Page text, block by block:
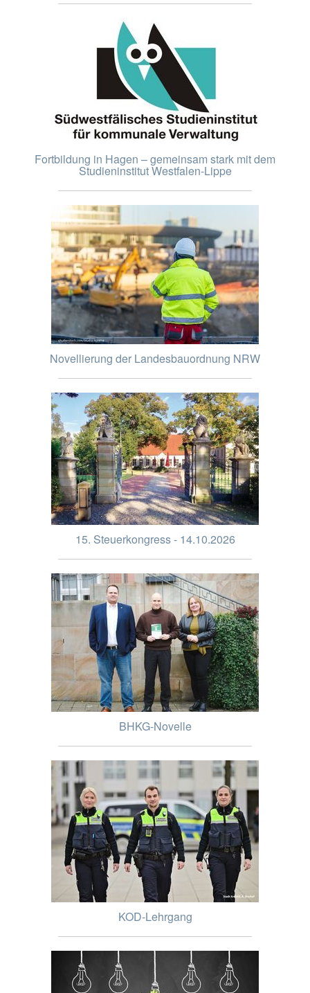
Fortbildung in Hagen – gemeinsam stark mit dem
Studieninstitut Westfalen-Lippe
Novellierung der Landesbauordnung NRW
15. Steuerkongress - 14.10.2026
BHKG-Novelle
KOD-Lehrgang